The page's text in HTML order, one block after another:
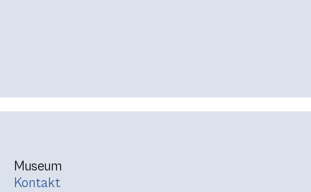
Museum
Kontakt